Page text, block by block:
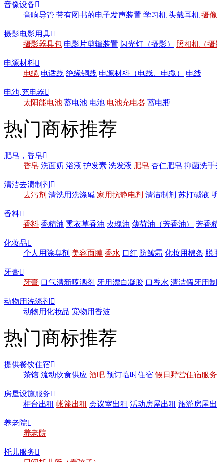
音像设备
音响导管 带有图书的电子发声装置 学习机 头戴耳机 摄
摄影电影用具
摄影器具包 电影片剪辑装置 闪光灯（摄影） 照相机（摄
电源材料
电缆 电话线 绝缘铜线 电源材料（电线、电缆） 电线
电池,充电器
太阳能电池 蓄电池 电池 电池充电器 蓄电瓶
热门商标推荐
肥皂，香皂
香皂 洗面奶 浴液 护发素 洗发液 肥皂 杏仁肥皂 抑菌洗手
清洁去渍制剂 
去污剂 清洗用洗涤碱 家用抗静电剂 清洁制剂 苏打碱液
香料
香料 香精油 熏衣草香油 玫瑰油 薄荷油（芳香油） 芳香
化妆品
个人用除臭剂 美容面膜 香水 口红 防皱霜 化妆用棉条 脱
牙膏
牙膏 口气清新喷洒剂 牙用漂白凝胶 口香水 清洁假牙用
动物用洗涤剂 
动物用化妆品 宠物用香波
热门商标推荐
提供餐饮住宿
茶馆 流动饮食供应 酒吧 预订临时住宿 假日野营住宿服务
房屋设施服务
柜台出租 帐篷出租 会议室出租 活动房屋出租 旅游房屋
养老院
养老院
托儿服务